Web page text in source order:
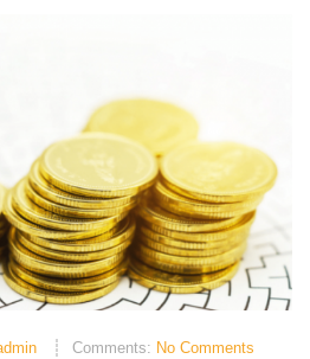
Comments: No Comments